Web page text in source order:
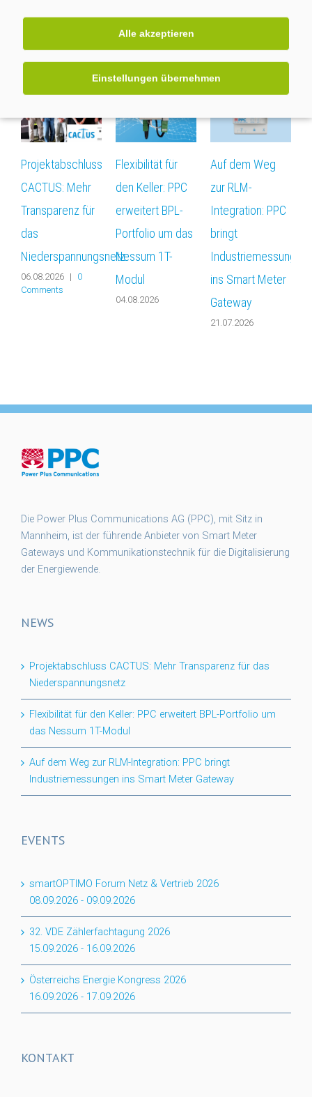
Alle akzeptieren
Einstellungen übernehmen
Related Posts
Projektabschluss
CACTUS: Mehr
Transparenz für
das
Niederspannungsnetz
06.08.2026 |
0
Comments
Flexibilität für
den Keller: PPC
erweitert BPL-
Portfolio um das
Nessum 1T-
Modul
04.08.2026
Auf dem Weg
zur RLM-
Integration: PPC
bringt
Industriemessungen
ins Smart Meter
Gateway
21.07.2026
Die Power Plus Communications AG (PPC), mit Sitz in
Mannheim, ist der führende Anbieter von Smart Meter
Gateways und Kommunikationstechnik für die Digitalisierung
der Energiewende.
NEWS
Projektabschluss CACTUS: Mehr Transparenz für das
Niederspannungsnetz
Flexibilität für den Keller: PPC erweitert BPL-Portfolio um
das Nessum 1T-Modul
Auf dem Weg zur RLM-Integration: PPC bringt
Industriemessungen ins Smart Meter Gateway
EVENTS
smartOPTIMO Forum Netz & Vertrieb 2026
08.09.2026 - 09.09.2026
32. VDE Zählerfachtagung 2026
15.09.2026 - 16.09.2026
Österreichs Energie Kongress 2026
16.09.2026 - 17.09.2026
KONTAKT